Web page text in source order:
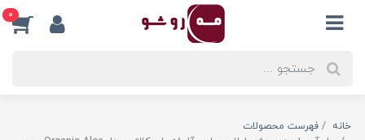
0
خانه
فهرست محصولات